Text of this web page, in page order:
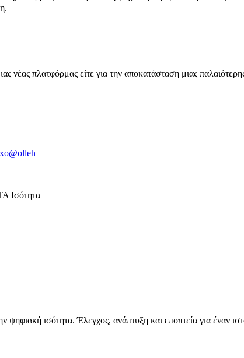
νέας πλατφόρμας είτε για την αποκατάσταση μιας
Ισότητα
ψηφιακή ισότητα. Έλεγχος, ανάπτυξη και εποπτεία για έναν